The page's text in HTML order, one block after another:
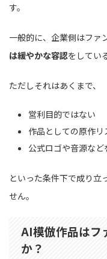
す。
一般的に、企業側はファ
は緩やかな容認をしてい
ただしそれはあくまで、
営利目的ではない
作品としての原作リ
公式ロゴや音源な
といった条件下で成り立
せん。
AI模倣作品はフ
か？